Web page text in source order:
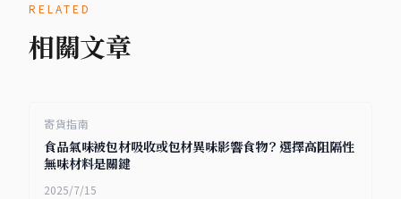
RELATED
相關文章
寄貨指南
食品氣味被包材吸收或包材異味影響食物？選擇高阻隔性
無味材料是關鍵
2025/7/15